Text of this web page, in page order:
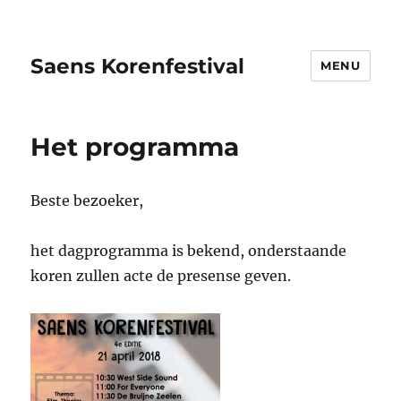
Saens Korenfestival MENU
Het programma
Beste bezoeker,
het dagprogramma is bekend, onderstaande
koren zullen acte de presense geven.